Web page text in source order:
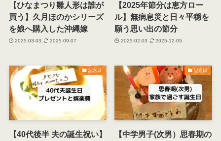
【ひなまつり雛人形は誰が
買う】久月ほのかシリーズ
を娘へ購入した沖縄嫁
2025-03-03 2025-09-07
【2025年節分は恵方ロー
ル】無病息災と日々平穏を
願う思い出の節分
2025-02-03 2025-12-05
記念日
【40代後半 夫の誕生祝い】
記念日
【中学男子(次男）思春期の